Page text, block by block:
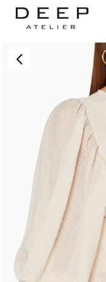
Anasayfa TÜM ELBİSELER